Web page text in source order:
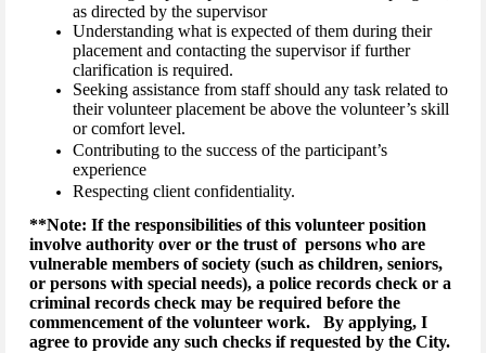
as directed by the supervisor
Understanding what is expected of them during their
placement and contacting the supervisor if further
clarification is required.
Seeking assistance from staff should any task related to
their volunteer placement be above the volunteer’s skill
or comfort level.
Contributing to the success of the participant’s
experience
Respecting client confidentiality.
**Note: If the responsibilities of this volunteer position
involve authority over or the trust of persons who are
vulnerable members of society (such as children, seniors,
or persons with special needs), a police records check or a
criminal records check may be required before the
commencement of the volunteer work. By applying, I
agree to provide any such checks if requested by the City.